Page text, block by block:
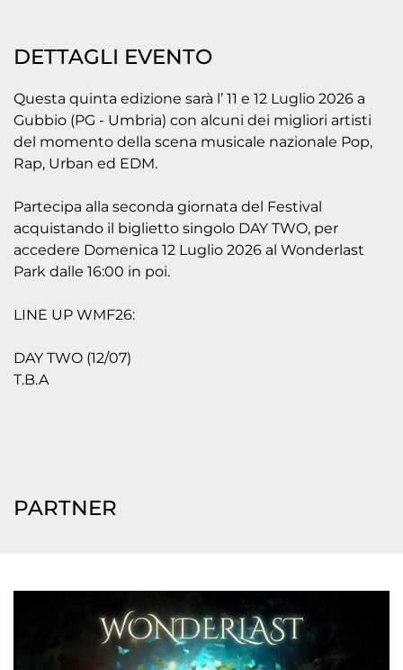
DETTAGLI EVENTO
Questa quinta edizione sarà l’ 11 e 12 Luglio 2026 a
Gubbio (PG - Umbria) con alcuni dei migliori artisti
del momento della scena musicale nazionale Pop,
Rap, Urban ed EDM.
Partecipa alla seconda giornata del Festival
acquistando il biglietto singolo DAY TWO, per
accedere Domenica 12 Luglio 2026 al Wonderlast
Park dalle 16:00 in poi.
LINE UP WMF26:
DAY TWO (12/07)
T.B.A
PARTNER